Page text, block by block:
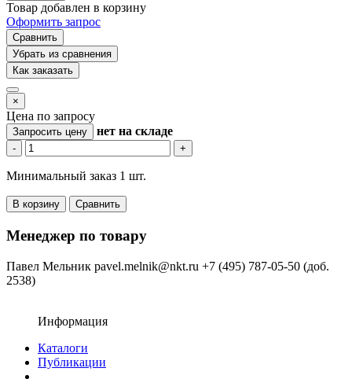
Товар добавлен в корзину
Оформить запрос
Сравнить
Убрать из сравнения
Как заказать
×
Цена по запросу
Запросить цену нет на складе
- +
Минимальный заказ 1 шт.
В корзину Сравнить
Менеджер по товару
Павел Мельник pavel.melnik@nkt.ru +7 (495) 787-05-50 (доб.
2538)
Информация
Каталоги
Публикации